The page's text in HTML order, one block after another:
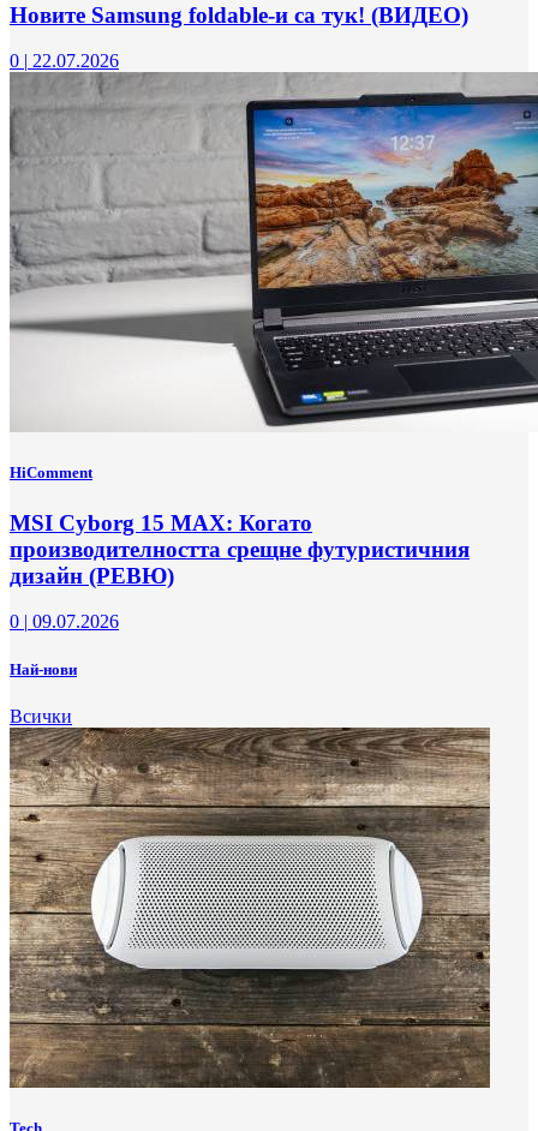
Новите Samsung foldable-и са тук! (ВИДЕО)
0 | 22.07.2026
HiComment
MSI Cyborg 15 MAX: Когато
производителността срещне футуристичния
дизайн (РЕВЮ)
0 | 09.07.2026
Най-нови
Всички